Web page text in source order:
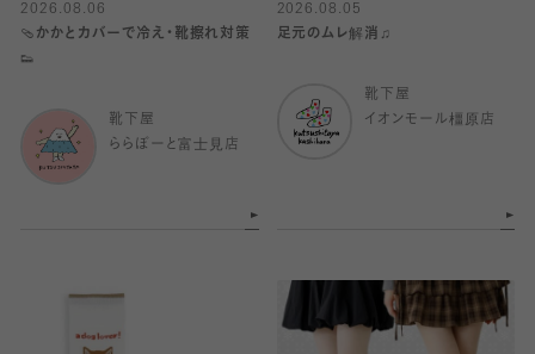
2026.08.06
🩴かかとカバーで冷え・靴擦れ対策
👟
靴下屋
ららぽーと富士見店
2026.08.05
足元のムレ解消♫
靴下屋
イオンモール橿原店